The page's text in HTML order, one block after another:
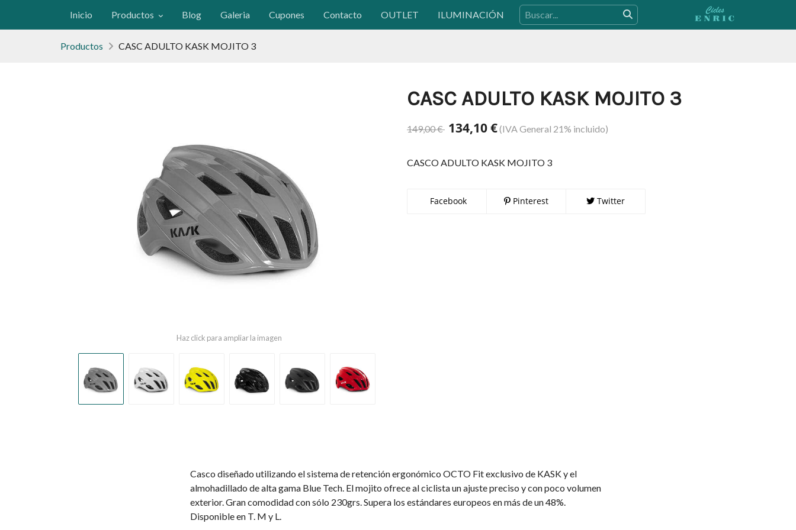
Inicio Productos Blog Galeria Cupones Contacto OUTLET ILUMINACIÓN
Productos CASC ADULTO KASK MOJITO 3
Haz click para ampliar la imagen
CASC ADULTO KASK MOJITO 3
149,00 € 134,10 €(IVA General 21% incluido)
CASCO ADULTO KASK MOJITO 3
Facebook Pinterest Twitter
Casco diseñado utilizando el sistema de retención ergonómico OCTO Fit exclusivo de KASK y el
almohadillado de alta gama Blue Tech. El mojito ofrece al ciclista un ajuste preciso y con poco volumen
exterior. Gran comodidad con sólo 230grs. Supera los estándares europeos en más de un 48%.
Disponible en T. M y L.